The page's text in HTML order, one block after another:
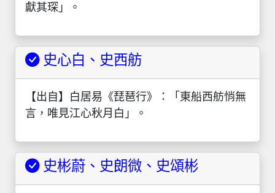
獻其琛」。
史心白、史西舫
【出自】白居易《琵琶行》：「東船西舫悄無
言，唯見江心秋月白」。
史彬蔚、史朗微、史頌彬